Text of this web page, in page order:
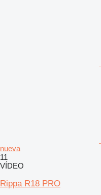
nueva
11
VÍDEO
Rippa R18 PRO